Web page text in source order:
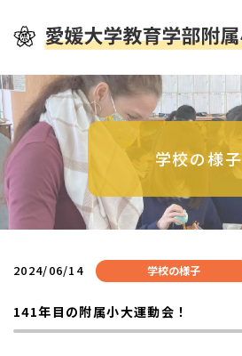
学校の様子
2024/06/14 学校の様子
141年目の附属小大運動会！